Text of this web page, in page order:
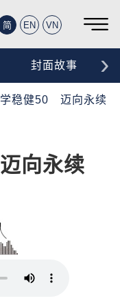
简 EN VN
封面故事 ›
稳健50 迈向永续
向永续